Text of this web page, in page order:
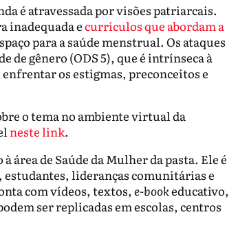
é atravessada por visões patriarcais.
inadequada ecurrículos que abordam a
para a saúde menstrual. Os ataques
de gênero (ODS 5), que é intrínseca à
os estigmas, preconceitos e
o tema no ambiente virtual da
neste link.
de Saúde da Mulher da pasta. Ele é
estudantes, lideranças comunitárias e
com vídeos, textos, e-bookeducativo,
ser replicadas em escolas, centros